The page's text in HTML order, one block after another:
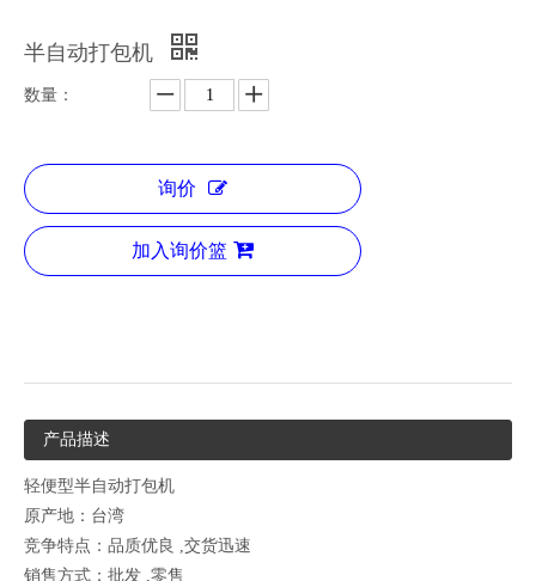
半自动打包机
数量：
询价
加入询价篮
产品描述
轻便型半自动打包机
原产地：台湾
竞争特点：品质优良 ,交货迅速
销售方式：批发 ,零售